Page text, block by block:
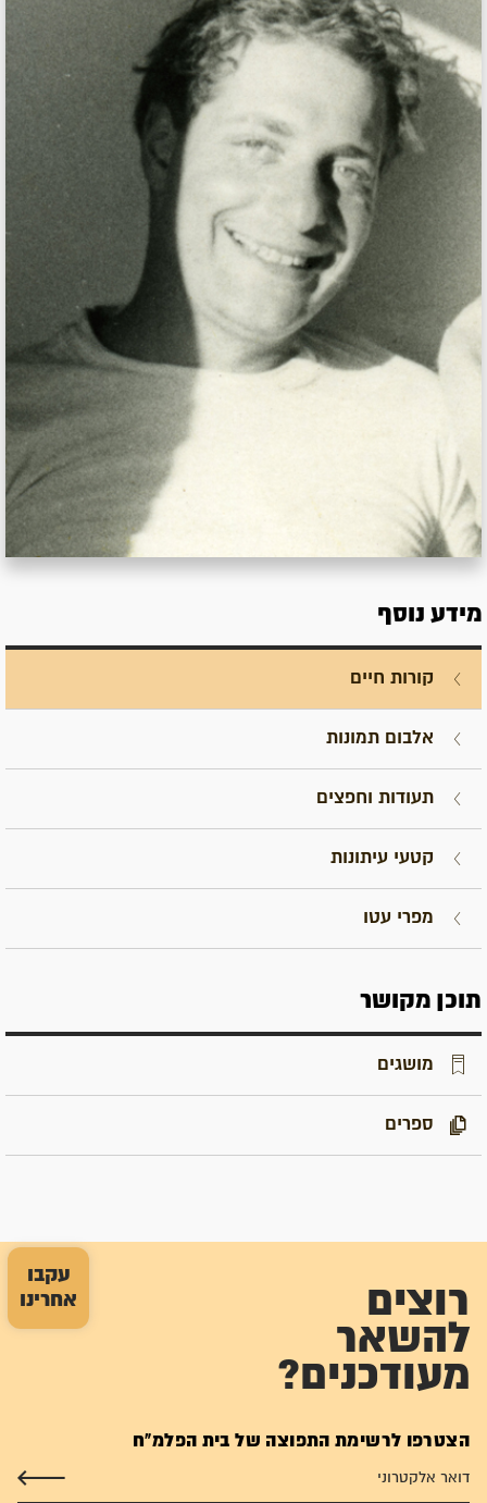
עקבו
אחרינו
מידע נוסף
קורות חיים
אלבום תמונות
תעודות וחפצים
קטעי עיתונות
מפרי עטו
תוכן מקושר
מושגים
ספרים
רוצים
להשאר
מעודכנים?
הצטרפו לרשימת התפוצה של בית הפלמ"ח